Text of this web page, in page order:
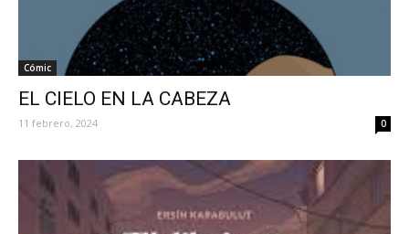
Cómic
EL CIELO EN LA CABEZA
11 febrero, 2024 0